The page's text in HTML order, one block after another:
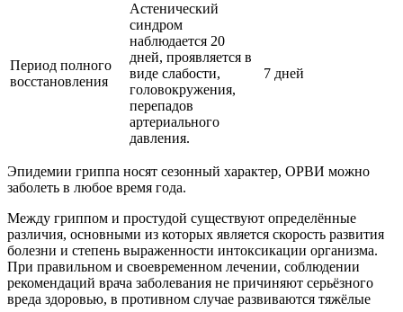
Период полного
восстановления
Астенический
синдром
наблюдается 20
дней, проявляется в
виде слабости,
головокружения,
перепадов
артериального
давления.
7 дней
Эпидемии гриппа носят сезонный характер, ОРВИ можно
заболеть в любое время года.
Между гриппом и простудой существуют определённые
различия, основными из которых является скорость развития
болезни и степень выраженности интоксикации организма.
При правильном и своевременном лечении, соблюдении
рекомендаций врача заболевания не причиняют серьёзного
вреда здоровью, в противном случае развиваются тяжёлые